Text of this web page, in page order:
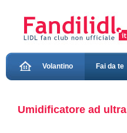
Volantino Fai da te
Umidificatore ad